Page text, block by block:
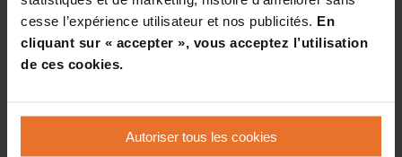
cesse l’expérience utilisateur et nos publicités. En
cliquant sur « accepter », vous acceptez l’utilisation
de ces cookies.
Autoriser tous les cookies